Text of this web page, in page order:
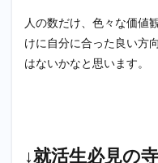
人の数だけ、色々な価値
けに自分に合った良い方
はないかなと思います。
↓就活生必見の